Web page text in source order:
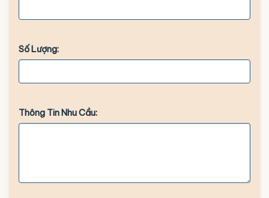
Số Lượng:
Thông Tin Nhu Cầu: